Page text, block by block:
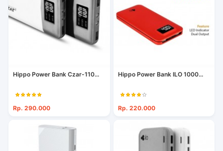
Hippo Power Bank Czar-110...
Rp. 290.000
Hippo Power Bank ILO 1000...
Rp. 220.000